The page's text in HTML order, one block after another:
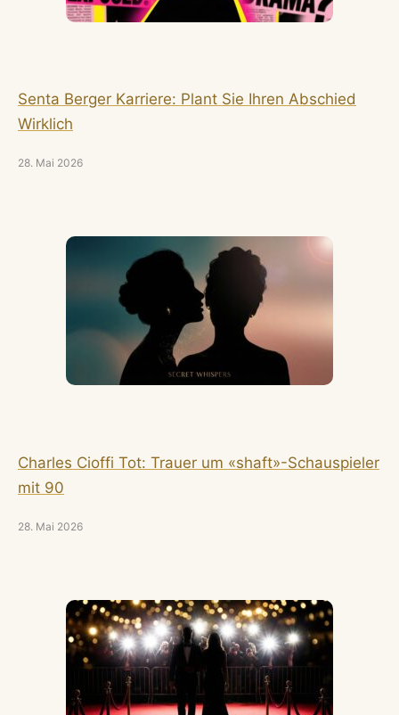
Senta Berger Karriere: Plant Sie Ihren Abschied
Wirklich
28. Mai 2026
Charles Cioffi Tot: Trauer um «shaft»-Schauspieler
mit 90
28. Mai 2026